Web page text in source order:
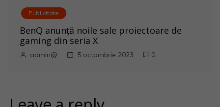
Publicitate
BenQ anunţă noile sale proiectoare de
gaming din seria X
admin@ 5 octombrie 2023 0